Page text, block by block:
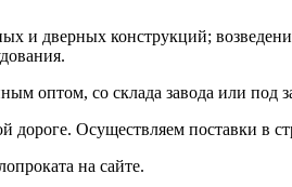
и дверных конструкций;
оптом, со склада завода или под
Осуществляем поставки в
на сайте.